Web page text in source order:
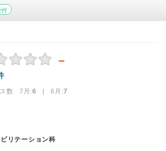
付
－
数 7月:6 | 6月:7
リテーション科